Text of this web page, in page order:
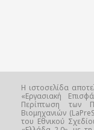
Η ιστοσελίδα
«Εργασιακή
Περίπτωση των
Βιομηχανιών
του Εθνικού